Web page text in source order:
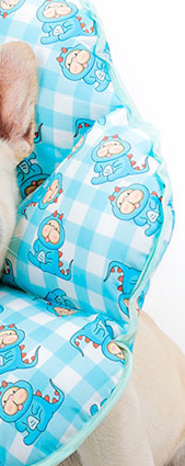
用，由本公司與您本人進行分
3.完整用戶服務條款，請詳閱
付客戶支援中心」
【注意事項】
１．透過由恩沛科技股份有限
交易，需依本服務之必要範
求債權轉讓予恩沛科技股份有
２．關於個人資料處理事宜，
https://aftee.tw/terms/#terms3
３．未成年的使用者請事先
「AFTEE先享後付」，若未
任。
４．使用「AFTEE先享後付
即時審查核予不同之上限額度
結果請求用戶進行身份認證。
５．嚴禁一人註冊多個帳號或
形，恩沛科技股份有限公司將
動。
每筆NT$45，滿NT$499(
宅配
每筆NT$70，滿NT$499(含